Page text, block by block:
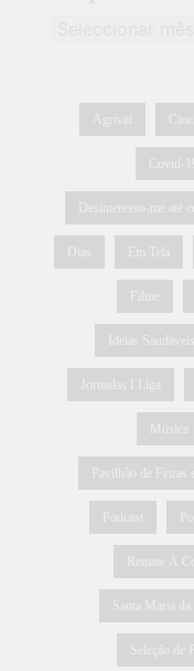
Agrival
Covid-
Desinteresso-me até
Dias Em Tela
Filme
Ideias
Jornadas I Liga
Música
Pavilhão de
Podcast
Remate À
Santa Maria da
Seleção de